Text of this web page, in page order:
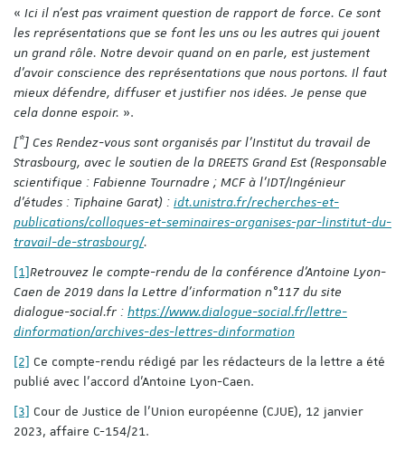
« Ici il n’est pas vraiment question de rapport de force. Ce sont
les représentations que se font les uns ou les autres qui jouent
un grand rôle. Notre devoir quand on en parle, est justement
d’avoir conscience des représentations que nous portons. Il faut
mieux défendre, diffuser et justifier nos idées. Je pense que
cela donne espoir. ».
[*] Ces Rendez-vous sont organisés par l’Institut du travail de
Strasbourg, avec le soutien de la DREETS Grand Est (Responsable
scientifique : Fabienne Tournadre ; MCF à l’IDT/Ingénieur
d’études : Tiphaine Garat) : idt.unistra.fr/recherches-et-
publications/colloques-et-seminaires-organises-par-linstitut-du-
travail-de-strasbourg/.
[1]Retrouvez le compte-rendu de la conférence d’Antoine Lyon-
Caen de 2019 dans la Lettre d'information n°117 du site
dialogue-social.fr : https://www.dialogue-social.fr/lettre-
dinformation/archives-des-lettres-dinformation
[2] Ce compte-rendu rédigé par les rédacteurs de la lettre a été
publié avec l’accord d’Antoine Lyon-Caen.
[3] Cour de Justice de l'Union européenne (CJUE), 12 janvier
2023, affaire C-154/21.